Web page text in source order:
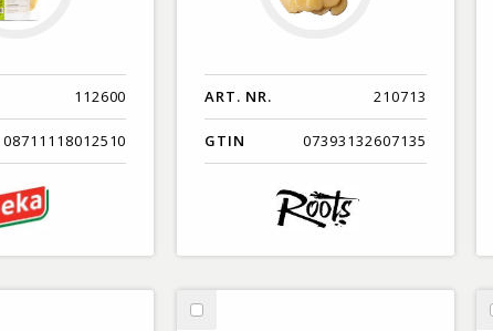
112600
08711118012510
ART. NR. 210713
GTIN 07393132607135
Välj